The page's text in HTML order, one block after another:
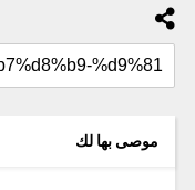
موصى بها لك